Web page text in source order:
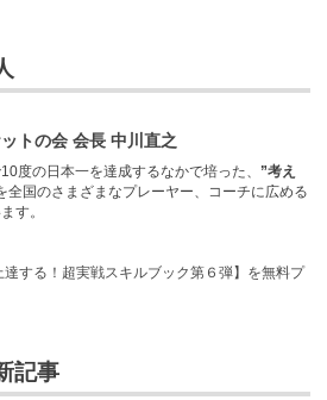
トの会 会長 中川直之
度の日本一を達成するなかで培った、 ”考え
全国のさまざまなプレーヤー、コーチに広める
す。
達する！超実戦スキルブック第６弾】を無料プ
記事